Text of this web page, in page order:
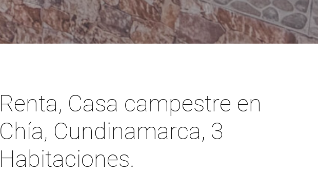
Renta, Casa campestre en
Chía, Cundinamarca, 3
Habitaciones.